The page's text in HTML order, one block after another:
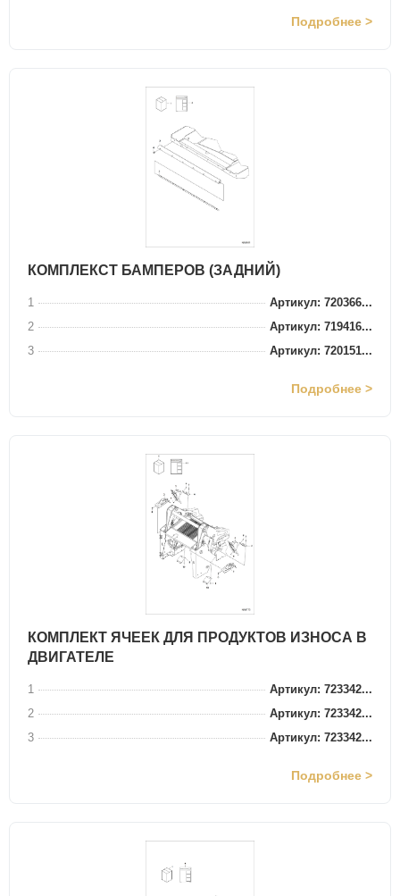
Подробнее >
КОМПЛЕКСТ БАМПЕРОВ (ЗАДНИЙ)
1
Артикул: 720366...
2
Артикул: 719416...
3
Артикул: 720151...
Подробнее >
КОМПЛЕКТ ЯЧЕЕК ДЛЯ ПРОДУКТОВ ИЗНОСА В
ДВИГАТЕЛЕ
1
Артикул: 723342...
2
Артикул: 723342...
3
Артикул: 723342...
Подробнее >